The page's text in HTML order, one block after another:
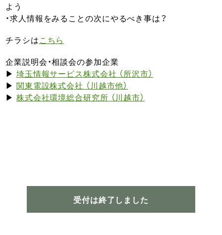
よう
・求人情報をみることの次にやるべき事は？
チラシはこちら
企業説明会・相談会の参加企業
▶ 埼玉情報サービス株式会社 （所沢市）
▶ 関東電設株式会社 （川越市他）
▶ 株式会社環境総合研究所 （川越市）
受付は終了しました